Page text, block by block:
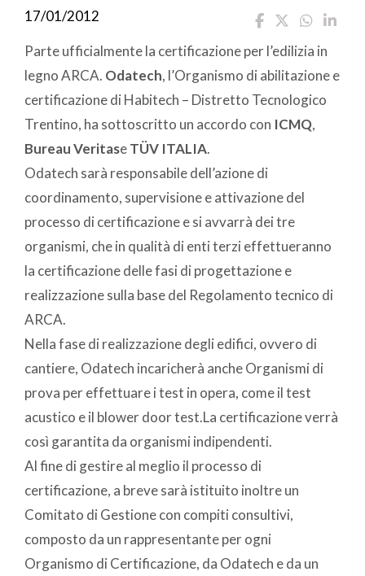
17/01/2012
Parte ufficialmente la certificazione per l’edilizia in
legno ARCA. Odatech, l’Organismo di abilitazione e
certificazione di Habitech – Distretto Tecnologico
Trentino, ha sottoscritto un accordo con ICMQ,
Bureau VeritaseTÜV ITALIA.
Odatech sarà responsabile dell’azione di
coordinamento, supervisione e attivazione del
processo di certificazione e si avvarrà dei tre
organismi, che in qualità di enti terzi effettueranno
la certificazione delle fasi di progettazione e
realizzazione sulla base del Regolamento tecnico di
ARCA.
Nella fase di realizzazione degli edifici, ovvero di
cantiere, Odatech incaricherà anche Organismi di
prova per effettuare i test in opera, come il test
acustico e il blower door test.La certificazione verrà
così garantita da organismi indipendenti.
Al fine di gestire al meglio il processo di
certificazione, a breve sarà istituito inoltre un
Comitato di Gestione con compiti consultivi,
composto da un rappresentante per ogni
Organismo di Certificazione, da Odatech e da un